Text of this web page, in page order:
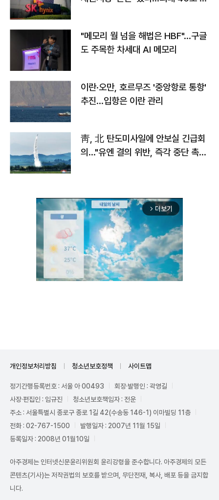
"메모리 월 넘을 해법은 HBF"…구글
도 주목한 차세대 AI 메모리
이란·오만, 호르무즈 '중앙항로 통항'
추진…입항은 이란 관리
靑, 北 탄도미사일에 안보실 긴급회
의…"유엔 결의 위반, 즉각 중단 촉
arrow_forward_ios 더보기
개인정보처리방침 청소년보호정책 사이트맵
정기간행등록번호 : 서울 아 00493
회장·발행인 : 곽영길
사장·편집인 : 임규진
청소년보호책임자 : 전운
주소 : 서울특별시 종로구 종로 1길 42(수송동 146-1) 이마빌딩 11층
전화 : 02-767-1500
발행일자 : 2007년 11월 15일
등록일자 : 2008년 01월10일
아주경제는 인터넷신문윤리위원회 윤리강령을 준수합니다. 아주경제의 모든
콘텐츠(기사)는 저작권법의 보호를 받으며, 무단전재, 복사, 배포 등을 금지합
니다.